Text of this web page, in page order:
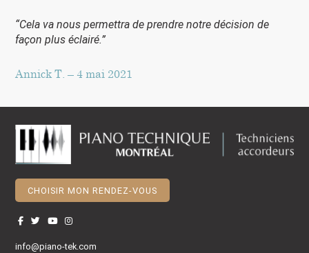
“Cela va nous permettra de prendre notre décision de
façon plus éclairé.”
Annick T. – 4 mai 2021
CHOISIR MON RENDEZ-VOUS
info@piano-tek.com